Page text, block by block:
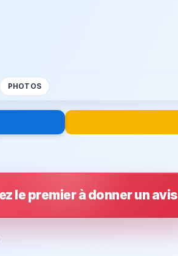
PHOTOS
le premier à donner un avis